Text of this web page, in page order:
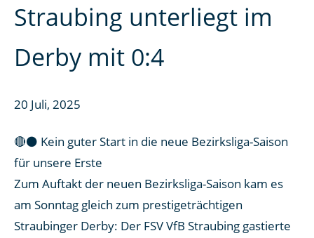
Straubing unterliegt im
Derby mit 0:4
20 Juli, 2025
🔴⚫ Kein guter Start in die neue Bezirksliga-Saison
für unsere Erste
Zum Auftakt der neuen Bezirksliga-Saison kam es
am Sonntag gleich zum prestigeträchtigen
Straubinger Derby: Der FSV VfB Straubing gastierte